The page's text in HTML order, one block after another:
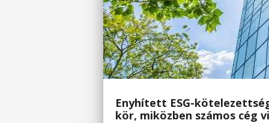
Enyhített ESG-
kör, miközben számos cég